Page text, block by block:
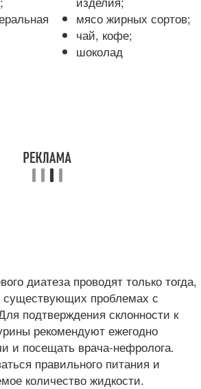
мясо жирных сортов;
чай, кофе;
шоколад
диатеза проводят только тогда,
существующих проблемах с
подтверждения склонности к
рекомендуют ежегодно
и посещать врача-нефролога.
правильного питания и
количество жидкости.